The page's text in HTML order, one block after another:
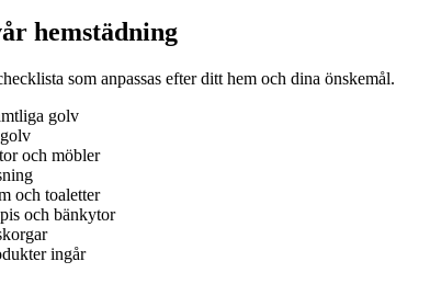
hemstädning
som anpassas efter ditt hem och dina önskemål.
golv
och möbler
och toaletter
och bänkytor
ingår